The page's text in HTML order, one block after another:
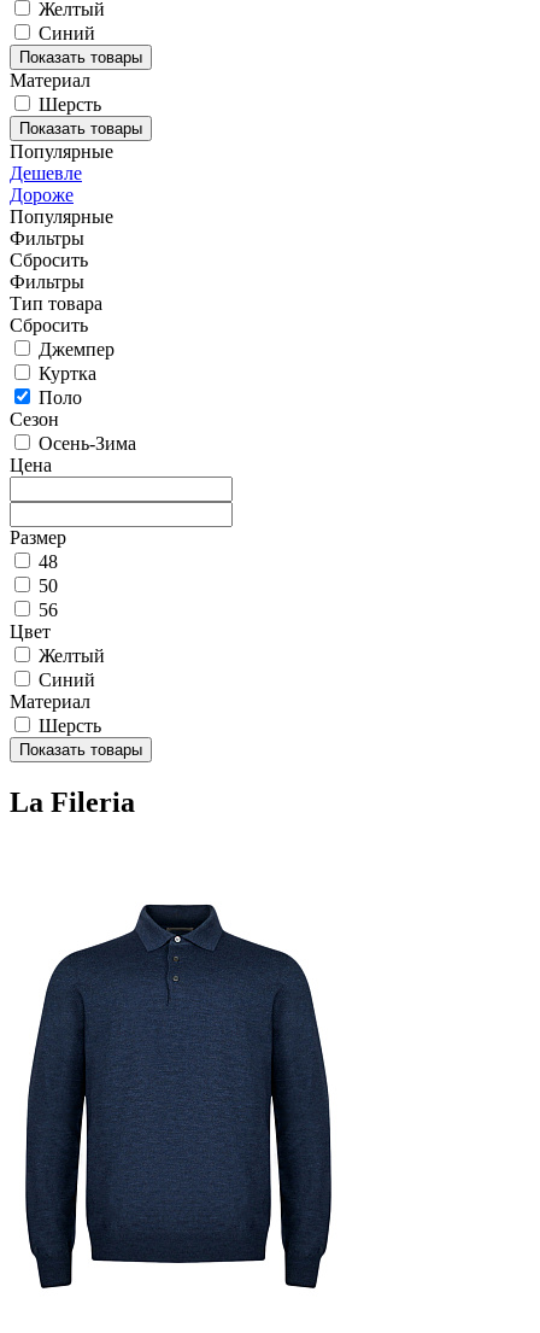
Желтый
Синий
Показать товары
Материал
Шерсть
Показать товары
Популярные
Дешевле
Дороже
Популярные
Фильтры
Сбросить
Фильтры
Тип товара
Сбросить
Джемпер
Куртка
Поло
Сезон
Осень-Зима
Цена
Размер
48
50
56
Цвет
Желтый
Синий
Материал
Шерсть
Показать товары
La Fileria